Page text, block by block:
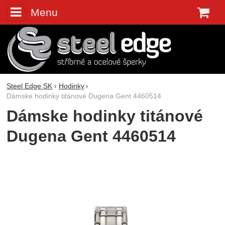
Menu
Steel Edge SK
Hodinky
Dámske hodinky titánové Dugena Gent 4460514
Dámske hodinky titánové
Dugena Gent 4460514